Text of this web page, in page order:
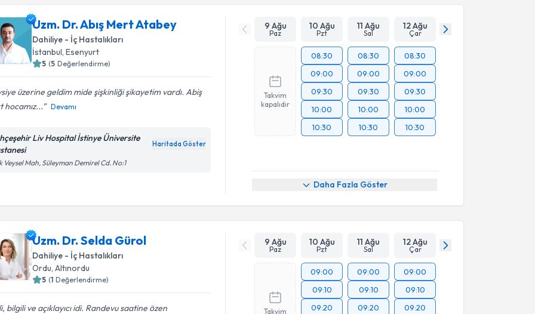
Uzm. Dr. Abış Mert Atabey
Dahiliye - İç Hastalıkları
İstanbul,Esenyurt
5 (5 Değerlendirme)
üzerine geldim mide şişkinliği şikayetim vardı. Abiş
hocamız...
Devamı
Liv Hospital İstinye Üniversite
Haritada Göster
Veysel Mah, Süleyman Demirel Cd. No:1
9 Ağu
Paz
10 Ağu
Pzt
11 Ağu
Sal
12 Ağu
Çar
Takvim
kapalıdır
08:30
09:00
09:30
10:00
10:30
08:30
09:00
09:30
10:00
10:30
08:30
09:00
09:30
10:00
10:30
Daha Fazla Göster
Uzm. Dr. Selda Gürol
Dahiliye - İç Hastalıkları
Ordu ,Altınordu
5 (1 Değerlendirme)
bilgili ve açıklayıcı idi. Randevu saatine özen
9 Ağu
Paz
10 Ağu
Pzt
11 Ağu
Sal
12 Ağu
Çar
Takvim
09:00
09:10
09:20
09:00
09:10
09:20
09:00
09:10
09:20